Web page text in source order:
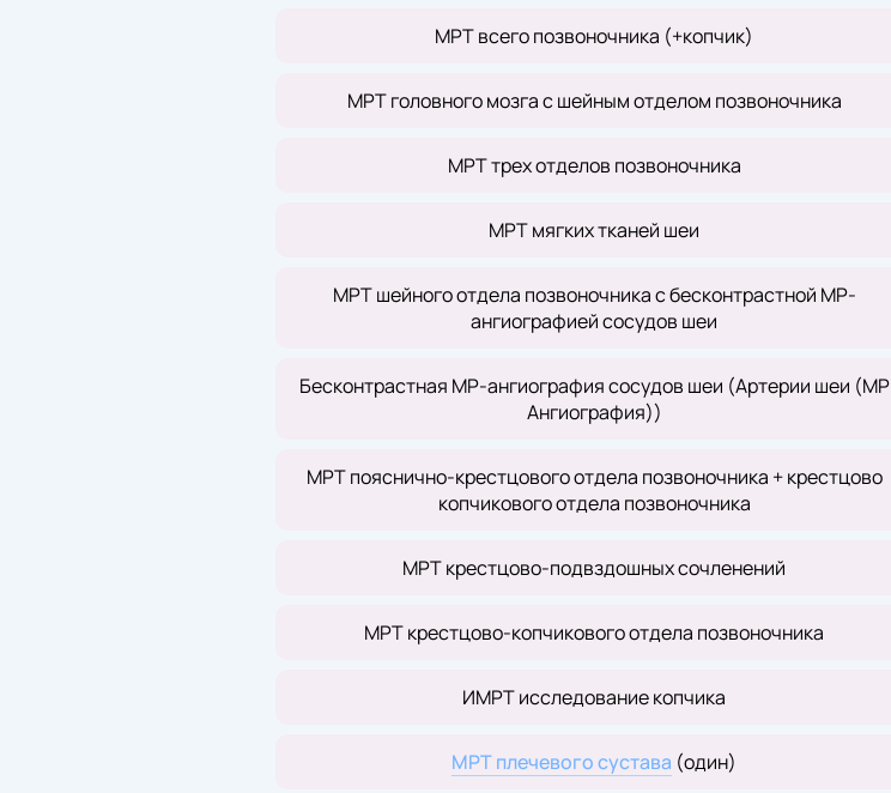
МРТ всего позвоночника (+копчик)
МРТ головного мозга с шейным отделом позвоночника
МРТ трех отделов позвоночника
МРТ мягких тканей шеи
МРТ шейного отдела позвоночника с бесконтрастной МР-
ангиографией сосудов шеи
Бесконтрастная МР-ангиография сосудов шеи (Артерии шеи (МР
Ангиография))
МРТ пояснично-крестцового отдела позвоночника + крестцово
копчикового отдела позвоночника
МРТ крестцово-подвздошных сочленений
МРТ крестцово-копчикового отдела позвоночника
ИМРТ исследование копчика
МРТ плечевого сустава (один)